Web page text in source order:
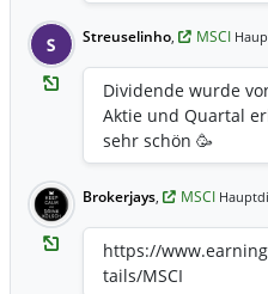
S Streuselinho, MSCI
Dividende wurde
Aktie und Quartal
sehr schön 🥳
Brokerjays, MSCI
https://
tails/MSCI